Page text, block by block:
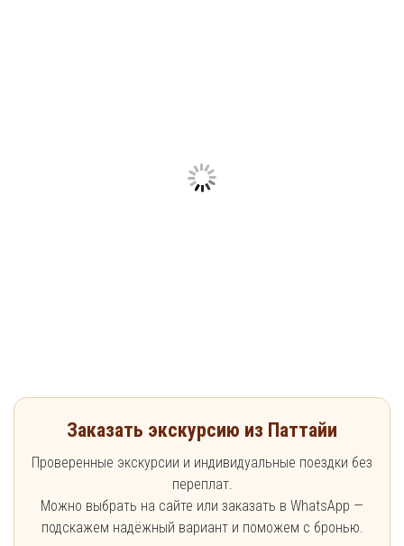
Заказать экскурсию из Паттайи
Проверенные экскурсии и индивидуальные поездки без
переплат.
Можно выбрать на сайте или заказать в WhatsApp —
подскажем надёжный вариант и поможем с бронью.